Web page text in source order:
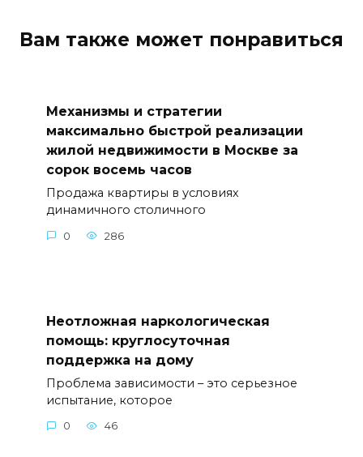
Вам также может понравиться
Механизмы и стратегии
максимально быстрой реализации
жилой недвижимости в Москве за
сорок восемь часов
Продажа квартиры в условиях
динамичного столичного
0 286
Неотложная наркологическая
помощь: круглосуточная
поддержка на дому
Проблема зависимости – это серьезное
испытание, которое
0 46